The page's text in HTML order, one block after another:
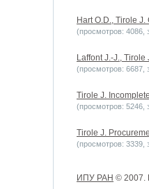
Hart O.D., Tirole
(просмотров: 4086,
Laffont J.-J.,
(просмотров: 6687,
Tirole J.
(просмотров: 5246,
Tirole J.
(просмотров: 3339,
ИПУ РАН © 2007.